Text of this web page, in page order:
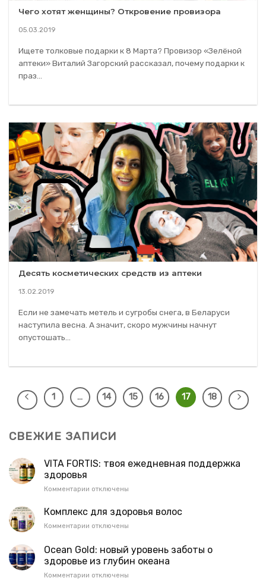
Чего хотят женщины? Откровение провизора
05.03.2019
Ищете толковые подарки к 8 Марта? Провизор «Зелёной
аптеки» Виталий Загорский рассказал, почему подарки к
праз...
Десять косметических средств из аптеки
13.02.2019
Если не замечать метель и сугробы снега, в Беларуси
наступила весна. А значит, скоро мужчины начнут
опустошать...
1 … 14 15 16 17 18
СВЕЖИЕ ЗАПИСИ
VITA FORTIS: твоя ежедневная поддержка
здоровья
Комментарии к
VITA
твоя
поддержка
здоровья
отключены
Комплекс для здоровья волос
Комментарии к
Комплекс
здоровья
волос
отключены
Ocean Gold: новый уровень заботы о
здоровье из глубин океана
Комментарии котключены